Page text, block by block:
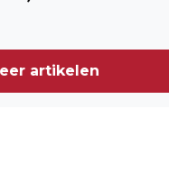
artikelen